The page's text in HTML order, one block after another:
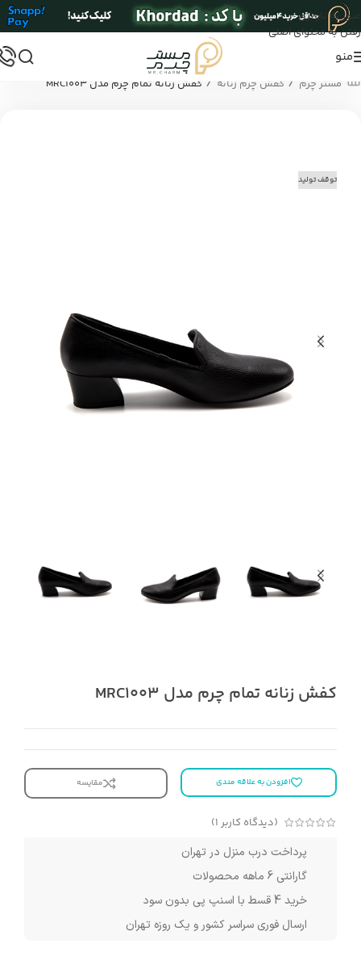
عبور به ناوبری
رفتن به محتوای اصلی
منو
مستر چرم / کفش چرم زنانه / کفش زنانه تمام چرم مدل MRC1003
توقف تولید
کفش زنانه تمام چرم مدل MRC1003
افزودن به علاقه مندی مقایسه
(دیدگاه کاربر 1
)
پرداخت درب منزل در تهران
گارانتی 6 ماهه محصولات
خرید 4 قسط با اسنپ پی بدون سود
ارسال فوری سراسر کشور و یک روزه تهران